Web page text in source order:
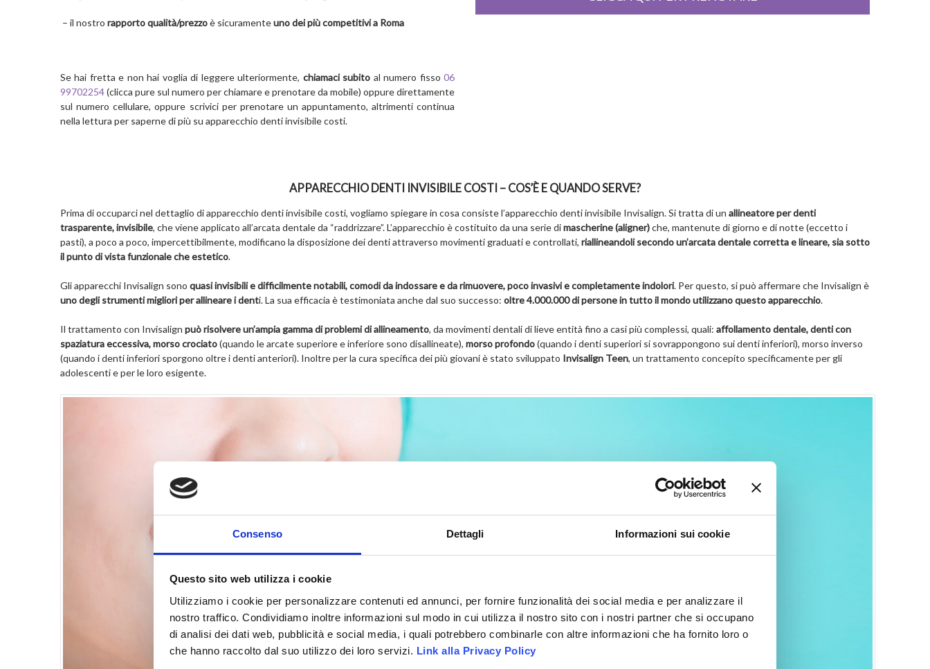
Consenso Dettagli Informazioni sui cookie
Questo sito web utilizza i cookie
Utilizziamo i cookie per personalizzare contenuti ed annunci, per fornire funzionalità dei social media e per analizzare il
nostro traffico. Condividiamo inoltre informazioni sul modo in cui utilizza il nostro sito con i nostri partner che si occupano
di analisi dei dati web, pubblicità e social media, i quali potrebbero combinarle con altre informazioni che ha fornito loro o
che hanno raccolto dal suo utilizzo dei loro servizi. Link alla Privacy Policy
– il nostro rapporto qualità/prezzoè sicuramenteuno dei più competitivi a Roma
Se hai fretta e non hai voglia di leggere ulteriormente, chiamaci subito al numero fisso06
99702254(clicca pure sul numero per chiamare e prenotare da mobile) oppure direttamente
sul numero cellulare, oppure scrivici per prenotare un appuntamento, altrimenti continua
nella lettura per saperne di più su apparecchio denti invisibile costi.
APPARECCHIO DENTI INVISIBILE COSTI – COS’È E QUANDO SERVE?
Prima di occuparci nel dettaglio di apparecchio denti invisibile costi, vogliamo spiegare in cosa consiste l’apparecchio denti invisibile Invisalign. Si tratta di un allineatore per denti
trasparente, invisibile, che viene applicato all’arcata dentale da “raddrizzare”. L’apparecchio è costituito da una serie dimascherine (aligner)che, mantenute di giorno e di notte (eccetto i
pasti), a poco a poco, impercettibilmente, modificano la disposizione dei denti attraverso movimenti graduati e controllati, riallineandoli secondo un’arcata dentale corretta e lineare, sia sotto
il punto di vista funzionale che estetico.
Gli apparecchi Invisalign sono quasi invisibili e difficilmente notabili, comodi da indossare e da rimuovere, poco invasivi e completamente indolori. Per questo, si può affermare che Invisalign è
uno degli strumenti migliori per allineare i denti. La sua efficacia è testimoniata anche dal suo successo: oltre 4.000.000 di persone in tutto il mondo utilizzano questo apparecchio.
Il trattamento con Invisalign può risolvere un’ampia gamma di problemi di allineamento, da movimenti dentali di lieve entità fino a casi più complessi, quali: affollamento dentale, denti con
spaziatura eccessiva, morso crociato(quando le arcate superiore e inferiore sono disallineate), morso profondo(quando i denti superiori si sovrappongono sui denti inferiori), morso inverso
(quando i denti inferiori sporgono oltre i denti anteriori). Inoltre per la cura specifica dei più giovani è stato sviluppato Invisalign Teen, un trattamento concepito specificamente per gli
adolescenti e per le loro esigente.